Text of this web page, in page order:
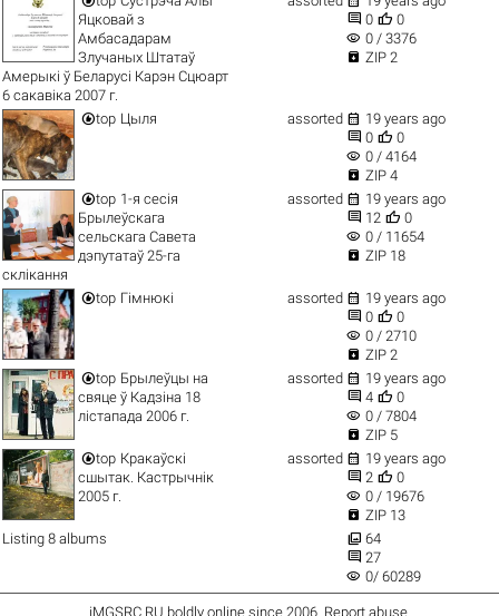
Яцковай з
Амбасадарам
Злучаных Штатаў
Амерыкі ў Беларусі Карэн Сцюарт
6 сакавіка 2007 г.
 0  0
visibility 0 / 3376
 ZIP 2
top Цыля assorted  19 years ago
 0  0
visibility 0 / 4164
 ZIP 4
top 1-я сесія
Брылеўскага
сельскага Савета
дэпутатаў 25-га
склікання
assorted  19 years ago
 12  0
visibility 0 / 11654
 ZIP 18
top Гімнюкі assorted  19 years ago
 0  0
visibility 0 / 2710
 ZIP 2
top Брылеўцы на
свяце ў Кадзіна 18
лістапада 2006 г.
assorted  19 years ago
 4  0
visibility 0 / 7804
 ZIP 5
top Кракаўскі
сшытак. Кастрычнік
2005 г.
assorted  19 years ago
 2  0
visibility 0 / 19676
 ZIP 13
Listing 8 albums
 64
 27
visibility 0/ 60289
iMGSRC.RU boldly online since 2006. Report abuse.